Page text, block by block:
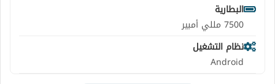
البطارية
7500 مللي أمبير
نظام التشغيل
Android